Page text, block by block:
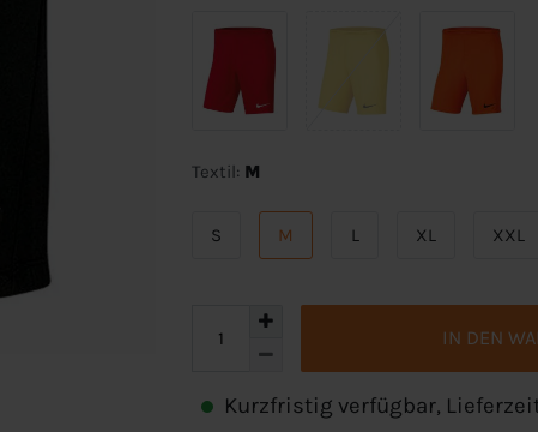
Textil: M
S M L XL XXL
IN DEN
Kurzfristig verfügbar,